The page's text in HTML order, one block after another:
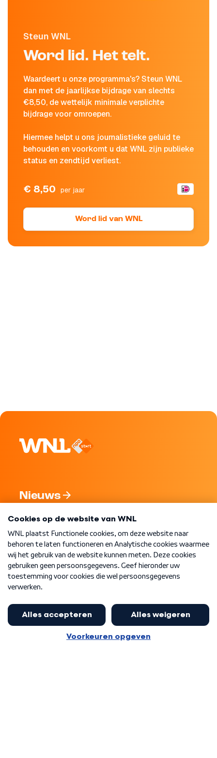
Steun WNL
Word lid. Het telt.
Waardeert u onze programma's? Steun WNL
dan met de jaarlijkse bijdrage van slechts
€8,50, de wettelijk minimale verplichte
bijdrage voor omroepen.
Hiermee helpt u ons journalistieke geluid te
behouden en voorkomt u dat WNL zijn publieke
status en zendtijd verliest.
€ 8,50 per jaar
Word lid van WNL
Nieuws
Nieuwsbrief
Word Lid